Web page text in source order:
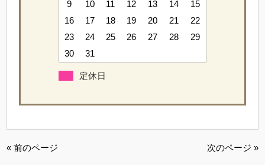
9
10 11 12 13 14
15
16
17 18 19 20 21
22
23
24 25 26 27 28
29
30
31
定休日
« 前のページ 次のページ »